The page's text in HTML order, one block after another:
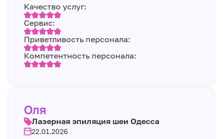
Качество услуг:
Сервис:
Приветливость персонала:
Компетентность персонала:
Оля
Лазерная эпиляция шеи Одесса
22.01.2026